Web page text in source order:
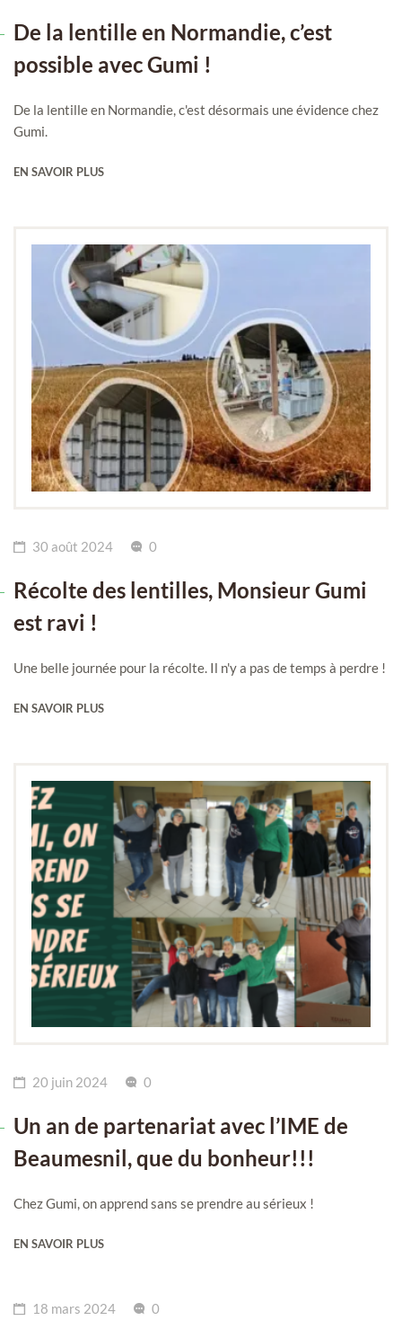
De la lentille en Normandie, c’est
possible avec Gumi !
De la lentille en Normandie, c'est désormais une évidence chez
Gumi.
EN SAVOIR PLUS
30 août 2024 0
Récolte des lentilles, Monsieur Gumi
est ravi !
Une belle journée pour la récolte. Il n'y a pas de temps à perdre !
EN SAVOIR PLUS
20 juin 2024 0
Un an de partenariat avec l’IME de
Beaumesnil, que du bonheur!!!
Chez Gumi, on apprend sans se prendre au sérieux !
EN SAVOIR PLUS
18 mars 2024 0